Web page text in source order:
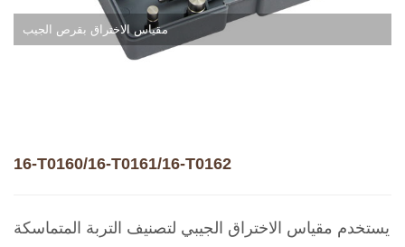
مقياس الاختراق بقرص الجيب
16-T0160/16-T0161/16-T0162
يستخدم مقياس الاختراق الجيبي لتصنيف التربة المتماسكة